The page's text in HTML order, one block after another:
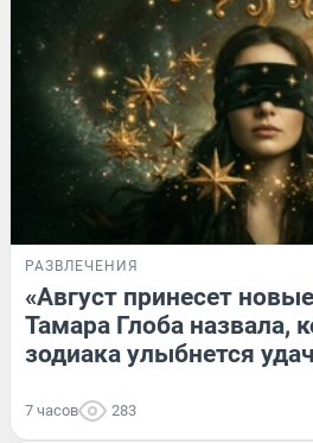
РАЗВЛЕЧЕНИЯ
«Август принесет
Тамара Глоба назвала,
зодиака улыбнется
7 часов 283